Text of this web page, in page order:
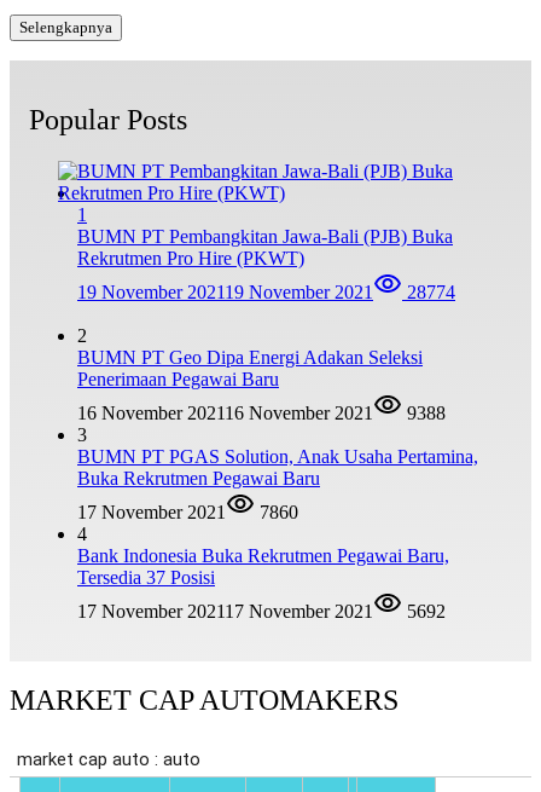
Selengkapnya
Popular Posts
1
BUMN PT Pembangkitan Jawa-Bali (PJB) Buka
Rekrutmen Pro Hire (PKWT)
19 November 202119 November 2021 28774
2
BUMN PT Geo Dipa Energi Adakan Seleksi
Penerimaan Pegawai Baru
16 November 202116 November 2021
9388
3
BUMN PT PGAS Solution, Anak Usaha Pertamina,
Buka Rekrutmen Pegawai Baru
17 November 2021
7860
4
Bank Indonesia Buka Rekrutmen Pegawai Baru,
Tersedia 37 Posisi
17 November 202117 November 2021 5692
MARKET CAP AUTOMAKERS